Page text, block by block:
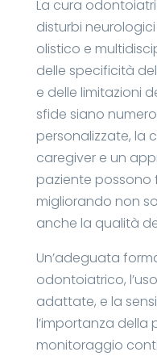
La cura
disturbi
olistico e
delle specificità
e delle limitazioni
sfide siano
personalizzate, la
caregiver e un
paziente possono
migliorando non
anche la qualità
Un’adeguata
odontoiatrico,
adattate, e la
l’importanza della
monitoraggio